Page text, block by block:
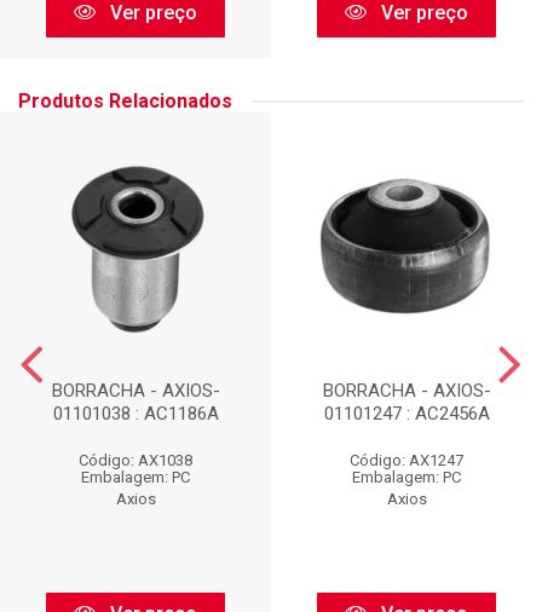
Ver preço Ver preço
Produtos Relacionados
BORRACHA - AXIOS-
01101038 : AC1186A
Código: AX1038
Embalagem: PC
Axios
BORRACHA - AXIOS-
01101247 : AC2456A
Código: AX1247
Embalagem: PC
Axios